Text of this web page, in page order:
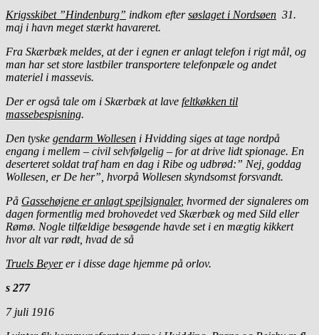
Krigsskibet ”Hindenburg” indkom eftersøslaget i Nordsøen 31.
maj i havn meget stærkt havareret.
Fra Skærbæk meldes, at der i egnen er anlagt telefon i rigt mål, og
man har set store lastbiler transportere telefonpæle og andet
materiel i massevis.
Der er også tale om i Skærbæk at lave feltkøkken til
massebespisning.
Den tyske gendarm Wollesen i Hvidding siges at tage nordpå
engang i mellem – civil selvfølgelig – for at drive lidt spionage. En
deserteret soldat traf ham en dag i Ribe og udbrød:” Nej, goddag
Wollesen, er De her”, hvorpå Wollesen skyndsomst forsvandt.
På Gassehøjene er anlagt spejlsignaler, hvormed der signaleres om
dagen formentlig med brohovedet ved Skærbæk og med Sild eller
Rømø. Nogle tilfældige besøgende havde set i en mægtig kikkert
hvor alt var rødt, hvad de så
Truels Beyerer i disse dage hjemme på orlov.
s 277
7 juli 1916